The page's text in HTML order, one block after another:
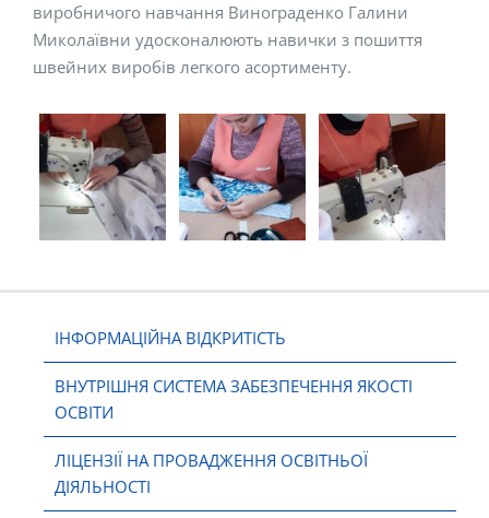
ІНФОРМАЦІЙНА ВІДКРИТІСТЬ
ВНУТРІШНЯ СИСТЕМА ЗАБЕЗПЕЧЕННЯ ЯКОСТІ
ОСВІТИ
ЛІЦЕНЗІЇ НА ПРОВАДЖЕННЯ ОСВІТНЬОЇ
ДІЯЛЬНОСТІ
виробничого навчання Винограденко Галини
Миколаївни удосконалюють навички з пошиття
швейних виробів легкого асортименту.